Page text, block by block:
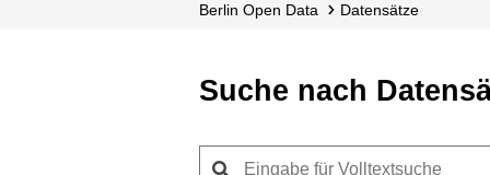
Berlin Open Data Datensätze
Suche nach